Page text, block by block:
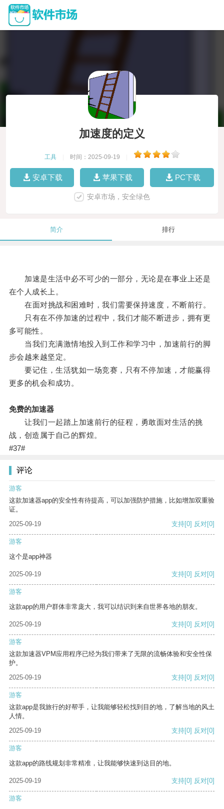
加速度的定义
工具 时间：2025-09-19
安卓下载 苹果下载 PC下载
安卓市场，安全绿色
简介 排行
加速是生活中必不可少的一部分，无论是在事业上还是
在个人成长上。
在面对挑战和困难时，我们需要保持速度，不断前行。
只有在不停加速的过程中，我们才能不断进步，拥有更
多可能性。
当我们充满激情地投入到工作和学习中，加速前行的脚
步会越来越坚定。
要记住，生活犹如一场竞赛，只有不停加速，才能赢得
更多的机会和成功。
免费的加速器
让我们一起踏上加速前行的征程，勇敢面对生活的挑
战，创造属于自己的辉煌。
#37#
评论
游客
这款加速器app的安全性有待提高，可以加强防护措施，比如增加双重验
证。
2025-09-19
支持[0] 反对[0]
游客
这个是app神器
2025-09-19 支持[0] 反对[0]
游客
这款app的用户群体非常庞大，我可以结识到来自世界各地的朋友。
2025-09-19 支持[0] 反对[0]
游客
这款加速器VPM应用程序已经为我们带来了无限的流畅体验和安全性保
护。
2025-09-19
支持[0] 反对[0]
游客
这款app是我旅行的好帮手，让我能够轻松找到目的地，了解当地的风土
人情。
2025-09-19
支持[0] 反对[0]
游客
这款app的路线规划非常精准，让我能够快速到达目的地。
2025-09-19 支持[0] 反对[0]
游客